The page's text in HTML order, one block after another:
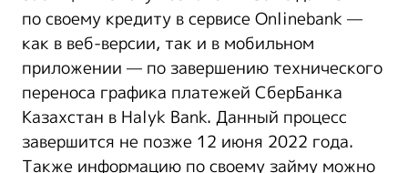
по своему кредиту в сервисе Onlinebank —
как в веб-версии, так и в мобильном
приложении — по завершению технического
переноса графика платежей СберБанка
Казахстан в Halyk Bank. Данный процесс
завершится не позже 12 июня 2022 года.
Также информацию по своему займу можно